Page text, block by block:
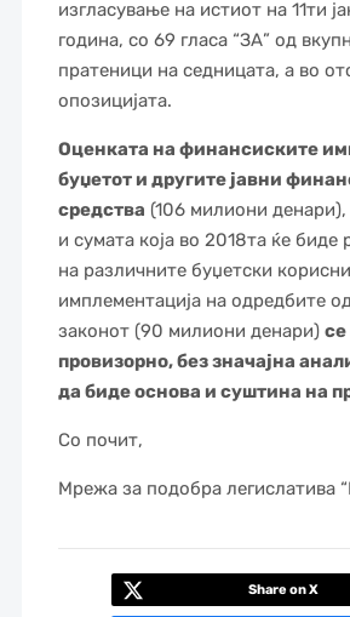
изгласување на истиот на 11ти
година, со 69 гласа “ЗА” од
пратеници на седницата, а во
опозицијата.
Оценката на финансиските
буџетот и другите јавни
средства (106 милиони денари),
и сумата која во 2018та ќе биде
на различните буџетски
имплементација на одредбите
законот (90 милиони денари) се
провизорно, без значајна
да биде основа и суштина на
Со почит,
Мрежа за подобра легислатива
Share on X